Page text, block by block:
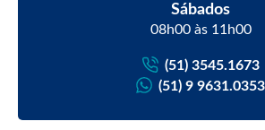
Sábados
08h00 às 11h00
(51) 3545.1673
(51) 9 9631.0353